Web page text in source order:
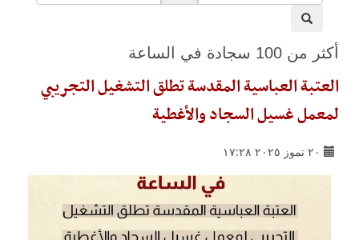
أكثر من 100 سجادة في الساعة
العتبة العباسية المقدسة تطلق التشغيل التجريبي
لمعمل غسيل السجاد والأغطية
٢٠ تموز ٢٠٢٥ ١٧:٢٨